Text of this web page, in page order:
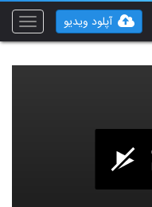
Toggle
آپلود ویدیو